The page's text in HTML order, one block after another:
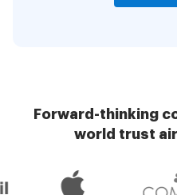
Forward-thinking
world trust